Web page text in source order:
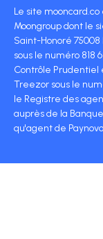
Le site
Moongroup dont le
Saint-Honoré
sous le numéro 818
Contrôle Prudentiel
Treezor sous le
le Registre des
auprès de la
qu'agent de